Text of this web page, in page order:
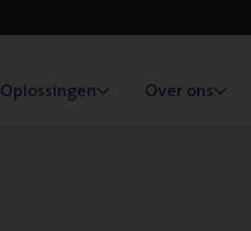
Oplossingen Over ons